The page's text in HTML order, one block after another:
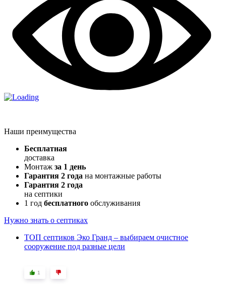
Наши преимущества
Бесплатная
доставка
Монтаж за 1 день
Гарантия 2 года на монтажные работы
Гарантия 2 года
на септики
1 год бесплатного обслуживания
Нужно знать о септиках
ТОП септиков Эко Гранд – выбираем очистное
сооружение под разные цели
1